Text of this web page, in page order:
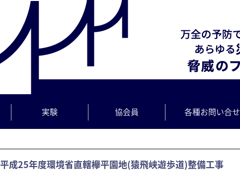
実験 協会員 各種お問い合せ
平成25年度環境省直轄欅平園地(猿飛峡遊歩道)整備工事